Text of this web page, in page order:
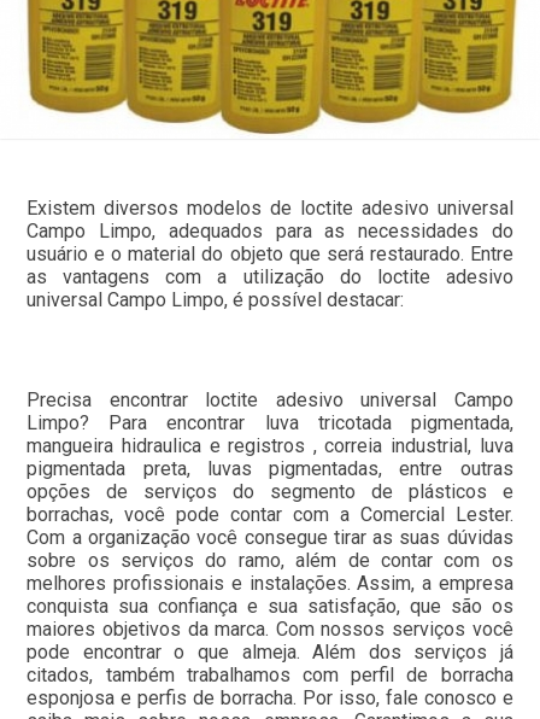
Existem diversos modelos de loctite adesivo universal
Campo Limpo, adequados para as necessidades do
usuário e o material do objeto que será restaurado. Entre
as vantagens com a utilização do loctite adesivo
universal Campo Limpo, é possível destacar:
Precisa encontrar loctite adesivo universal Campo
Limpo? Para encontrar luva tricotada pigmentada,
mangueira hidraulica e registros , correia industrial, luva
pigmentada preta, luvas pigmentadas, entre outras
opções de serviços do segmento de plásticos e
borrachas, você pode contar com a Comercial Lester.
Com a organização você consegue tirar as suas dúvidas
sobre os serviços do ramo, além de contar com os
melhores profissionais e instalações. Assim, a empresa
conquista sua confiança e sua satisfação, que são os
maiores objetivos da marca. Com nossos serviços você
pode encontrar o que almeja. Além dos serviços já
citados, também trabalhamos com perfil de borracha
esponjosa e perfis de borracha. Por isso, fale conosco e